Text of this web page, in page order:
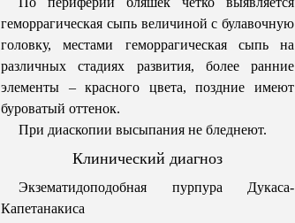
геморрагическая сыпь величиной с булавочную
головку, местами геморрагическая сыпь на
различных стадиях развития, более ранние
элементы – красного цвета, поздние имеют
буроватый оттенок.
При диаскопии высыпания не бледнеют.
Клинический диагноз
Экзематидоподобная пурпура Дукаса-
Капетанакиса